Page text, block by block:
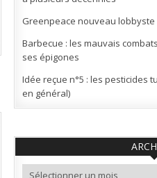
Greenpeace nouveau
Barbecue : les mauvais
ses épigones
Idée reçue n°5 : les pesticides
en général)
Archives